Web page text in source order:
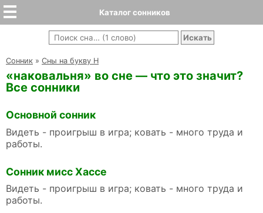
Каталог сонников
Cонник » Сны на букву Н
«наковальня» во сне — что это значит?
Все сонники
Основной сонник
Видеть - проигрыш в игра; ковать - много труда и
работы.
Сонник мисс Хассе
Видеть - проигрыш в игра; ковать - много труда и
работы.